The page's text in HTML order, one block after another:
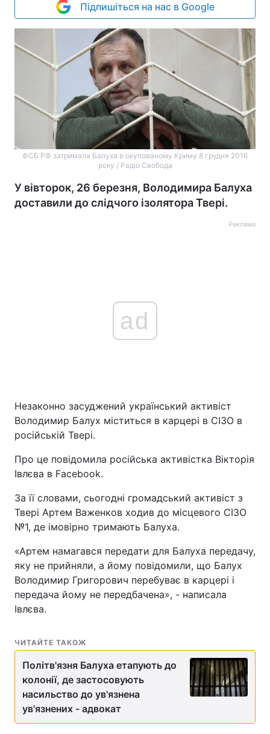
Підпишіться на нас в Google
ФСБ РФ затримала Балуха в окупованому Криму 8 грудня 2016
року / Радіо Свобода
У вівторок, 26 березня, Володимира Балуха
доставили до слідчого ізолятора Твері.
Реклама
ad
Незаконно засуджений український активіст
Володимир Балух міститься в карцері в СІЗО в
російській Твері.
Про це повідомила російська активістка Вікторія
Івлєва в Facebook.
За її словами, сьогодні громадський активіст з
Твері Артем Важенков ходив до місцевого СІЗО
№1, де імовірно тримають Балуха.
«Артем намагався передати для Балуха передачу,
яку не прийняли, а йому повідомили, що Балух
Володимир Григорович перебуває в карцері і
передача йому не передбачена», - написала
Івлєва.
ЧИТАЙТЕ ТАКОЖ
Політв'язня Балуха етапують до
колонії, де застосовують
насильство до ув'язнена
ув'язнених - адвокат